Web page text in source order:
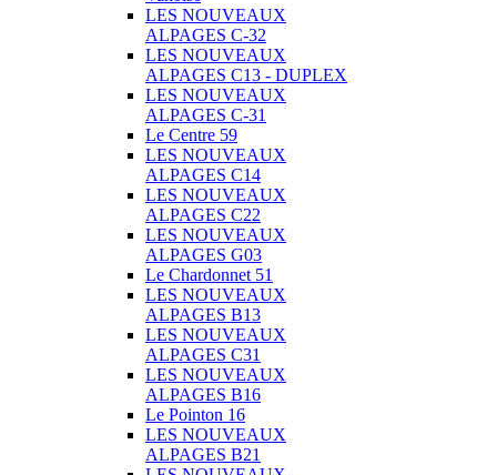
LES NOUVEAUX
ALPAGES C-32
LES NOUVEAUX
ALPAGES C13 - DUPLEX
LES NOUVEAUX
ALPAGES C-31
Le Centre 59
LES NOUVEAUX
ALPAGES C14
LES NOUVEAUX
ALPAGES C22
LES NOUVEAUX
ALPAGES G03
Le Chardonnet 51
LES NOUVEAUX
ALPAGES B13
LES NOUVEAUX
ALPAGES C31
LES NOUVEAUX
ALPAGES B16
Le Pointon 16
LES NOUVEAUX
ALPAGES B21